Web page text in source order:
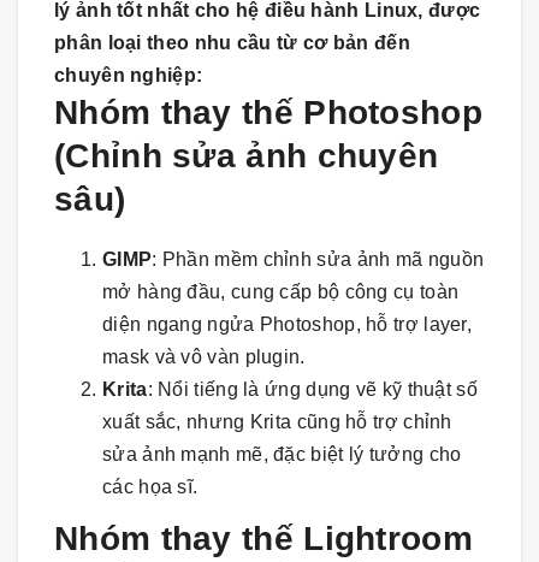
lý ảnh tốt nhất cho hệ điều hành Linux, được
phân loại theo nhu cầu từ cơ bản đến
chuyên nghiệp:
Nhóm thay thế Photoshop
(Chỉnh sửa ảnh chuyên
sâu)
GIMP: Phần mềm chỉnh sửa ảnh mã nguồn
mở hàng đầu, cung cấp bộ công cụ toàn
diện ngang ngửa Photoshop, hỗ trợ layer,
mask và vô vàn plugin.
Krita: Nổi tiếng là ứng dụng vẽ kỹ thuật số
xuất sắc, nhưng Krita cũng hỗ trợ chỉnh
sửa ảnh mạnh mẽ, đặc biệt lý tưởng cho
các họa sĩ.
Nhóm thay thế Lightroom